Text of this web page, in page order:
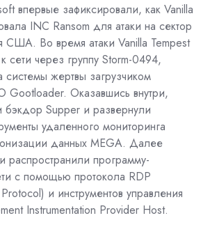
впервые зафиксировали, как Vanilla
INC Ransom для атаки на сектор
США. Во время атаки Vanilla Tempest
сети через группу Storm-0494,
системы жертвы загрузчиком
Gootloader. Оказавшись внутри,
бэкдор Supper и развернули
удаленного мониторинга
данных MEGA. Далее
распространили программу-
с помощью протокола RDP
и инструментов управления
Instrumentation Provider Host.